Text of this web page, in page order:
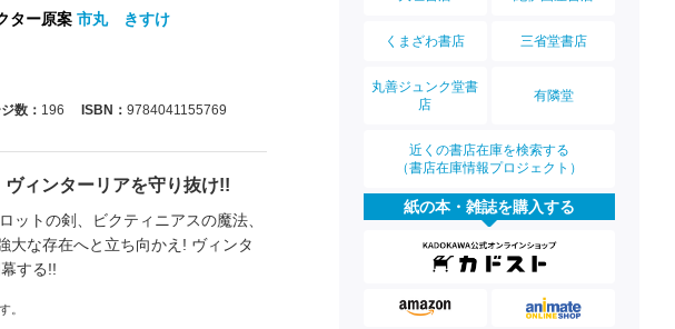
ター原案 市丸 きすけ
数： 196 ISBN： 9784041155769
ィンターリアを守り抜け!!
ットの剣、ビクティニアスの魔法、
大な存在へと立ち向かえ! ヴィンタ
する!!
。
くまざわ書店 三省堂書店
丸善ジュンク堂書
店
有隣堂
近くの書店在庫を検索する
（書店在庫情報プロジェクト）
紙の本・雑誌を購入する